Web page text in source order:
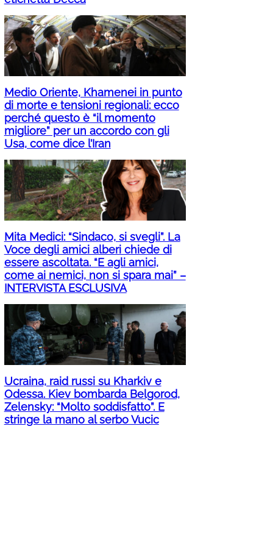
Medio Oriente, Khamenei in punto
di morte e tensioni regionali: ecco
perché questo è “il momento
migliore” per un accordo con gli
Usa, come dice l’Iran
Mita Medici: “Sindaco, si svegli”. La
Voce degli amici alberi chiede di
essere ascoltata. “E agli amici,
come ai nemici, non si spara mai” –
INTERVISTA ESCLUSIVA
Ucraina, raid russi su Kharkiv e
Odessa. Kiev bombarda Belgorod,
Zelensky: “Molto soddisfatto”. E
stringe la mano al serbo Vucic